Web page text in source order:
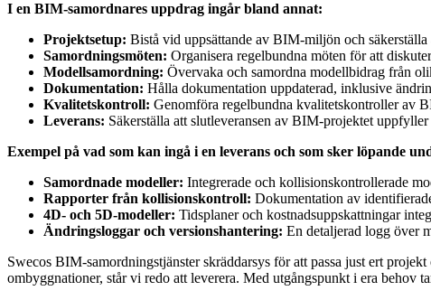
I en BIM-samordnares uppdrag ingår bland annat:
Projektsetup: Bistå vid uppsättande av BIM-miljön och
Samordningsmöten: Organisera regelbundna möten för att
Modellsamordning: Övervaka och samordna modellbidrag från
Dokumentation: Hålla dokumentation uppdaterad, inklusive
Kvalitetskontroll: Genomföra regelbundna kvalitetskontroller av
Leverans: Säkerställa att slutleveransen av BIM-projektet
Exempel på vad som kan ingå i en leverans och som sker löpande
Samordnade modeller: Integrerade och kollisionskontrollerade
Rapporter från kollisionskontroll: Dokumentation av
4D- och 5D-modeller: Tidsplaner och kostnadsuppskattningar
Ändringsloggar och versionshantering: En detaljerad logg över
Swecos BIM-samordningstjänster skräddarsys för att passa just ert
ombyggnationer, står vi redo att leverera. Med utgångspunkt i era behov